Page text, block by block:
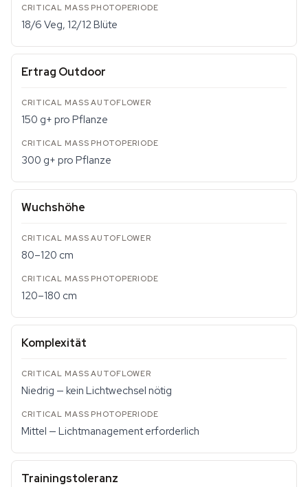
18/6 Veg, 12/12 Blüte
Ertrag Outdoor
150 g+ pro Pflanze
300 g+ pro Pflanze
Wuchshöhe
80–120 cm
120–180 cm
Komplexität
Niedrig — kein Lichtwechsel nötig
Mittel — Lichtmanagement erforderlich
Trainingstoleranz